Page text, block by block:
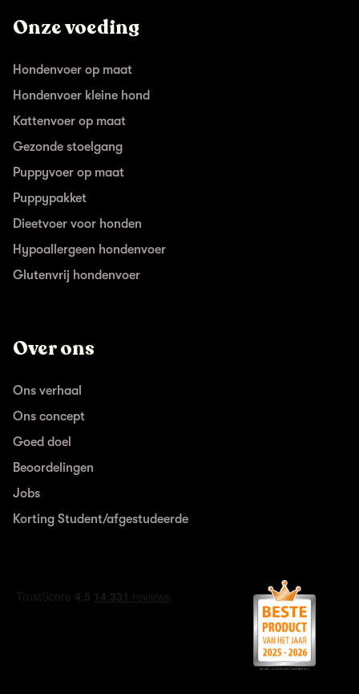
Onze voeding
Hondenvoer op maat
Hondenvoer kleine hond
Kattenvoer op maat
Gezonde stoelgang
Puppyvoer op maat
Puppypakket
Dieetvoer voor honden
Hypoallergeen hondenvoer
Glutenvrij hondenvoer
Over ons
Ons verhaal
Ons concept
Goed doel
Beoordelingen
Jobs
Korting Student/afgestudeerde